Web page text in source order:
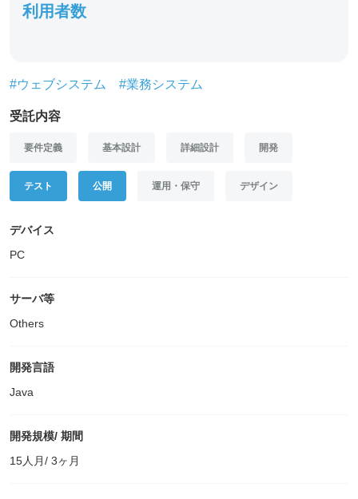
利用者数
#ウェブシステム #業務システム
受託内容
要件定義 基本設計 詳細設計 開発
テスト 公開 運用・保守 デザイン
デバイス
PC
サーバ等
Others
開発言語
Java
開発規模/ 期間
15人月/ 3ヶ月